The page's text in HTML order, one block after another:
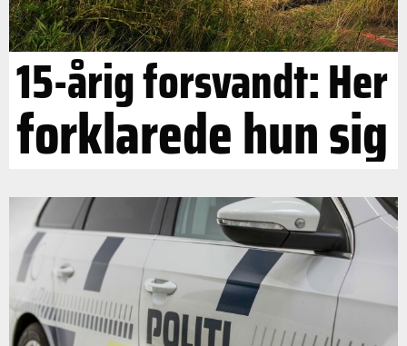
15-årig forsvandt: Her
forklarede hun sig